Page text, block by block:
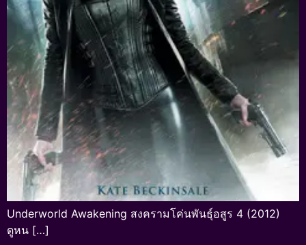
Underworld Awakening สงครามโค่นพันธุ์อสูร 4 (2012)
ดูหน […]